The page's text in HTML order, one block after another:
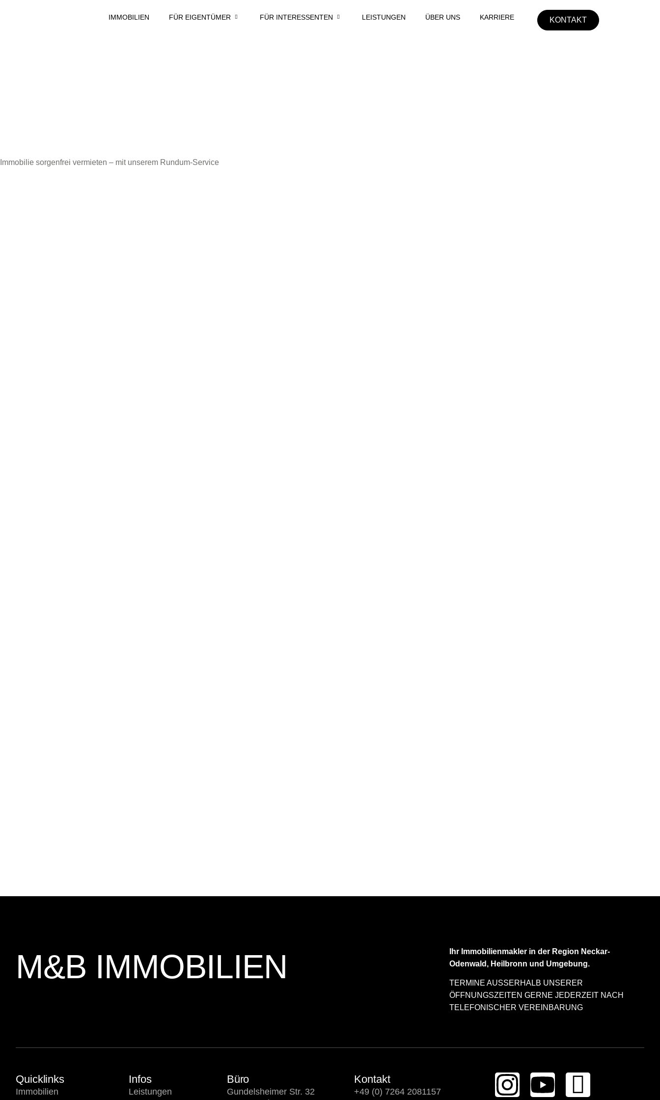
IMMOBILIEN FÜR EIGENTÜMER FÜR INTERESSENTEN LEISTUNGEN ÜBER UNS KARRIERE KONTAKT
Immobilie sorgenfrei vermieten – mit unserem Rundum-Service
M&B IMMOBILIEN
Ihr Immobilienmakler in der Region Neckar-
Odenwald, Heilbronn und Umgebung.
TERMINE AUSSERHALB UNSERER
ÖFFNUNGSZEITEN GERNE JEDERZEIT NACH
TELEFONISCHER VEREINBARUNG
Quicklinks
Immobilien
Infos
Leistungen
Büro
Gundelsheimer Str. 32
Kontakt
+49 (0) 7264 2081157